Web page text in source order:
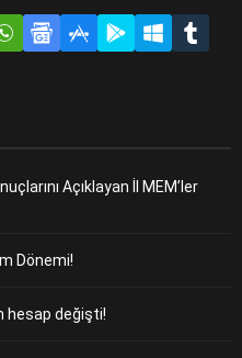
Açıklayan İl MEM’ler
Dönemi!
hesap değişti!